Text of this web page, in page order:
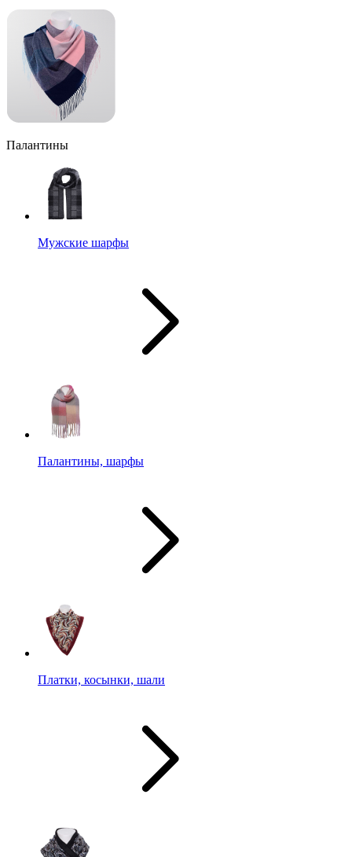
Палантины
Мужские шарфы
Палантины, шарфы
Платки, косынки, шали